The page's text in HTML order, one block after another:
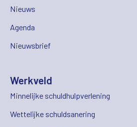
Nieuws
Agenda
Nieuwsbrief
Werkveld
Minnelijke schuldhulpverlening
Wettelijke schuldsanering